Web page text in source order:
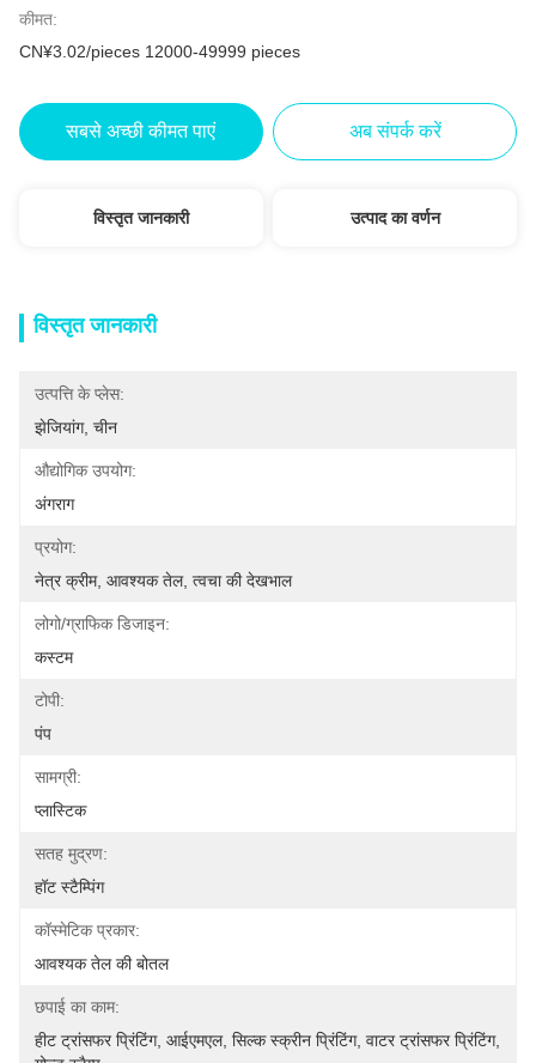
कीमत:
CN¥3.02/pieces 12000-49999 pieces
सबसे अच्छी कीमत पाएं अब संपर्क करें
विस्तृत जानकारी उत्पाद का वर्णन
विस्तृत जानकारी
उत्पत्ति के प्लेस:
झेजियांग, चीन
औद्योगिक उपयोग:
अंगराग
प्रयोग:
नेत्र क्रीम, आवश्यक तेल, त्वचा की देखभाल
लोगो/ग्राफिक डिजाइन:
कस्टम
टोपी:
पंप
सामग्री:
प्लास्टिक
सतह मुद्रण:
हॉट स्टैम्पिंग
कॉस्मेटिक प्रकार:
आवश्यक तेल की बोतल
छपाई का काम:
हीट ट्रांसफर प्रिंटिंग, आईएमएल, सिल्क स्क्रीन प्रिंटिंग, वाटर ट्रांसफर प्रिंटिंग,